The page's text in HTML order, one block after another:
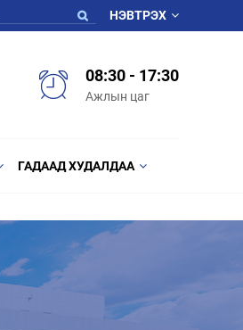
НЭВТРЭХ
08:30 - 17:30
Ажлын цаг
ГАДААД ХУДАЛДАА